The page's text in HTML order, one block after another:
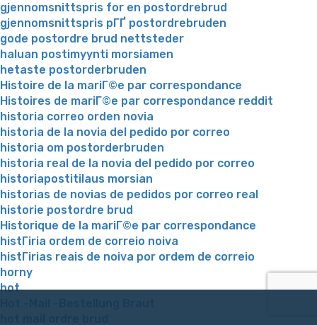
gjennomsnittspris for en postordrebrud
gjennomsnittspris pГҐ postordrebruden
gode postordre brud nettsteder
haluan postimyynti morsiamen
hetaste postorderbruden
Histoire de la mariГ©e par correspondance
Histoires de mariГ©e par correspondance reddit
historia correo orden novia
historia de la novia del pedido por correo
historia om postorderbruden
historia real de la novia del pedido por correo
historiapostitilaus morsian
historias de novias de pedidos por correo real
historie postordre brud
Historique de la mariГ©e par correspondance
histГіria ordem de correio noiva
histГіrias reais de noiva por ordem de correio
horny
hot